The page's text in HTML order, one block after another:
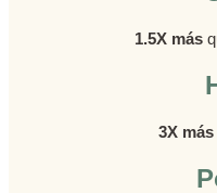
1.5X más
3X más